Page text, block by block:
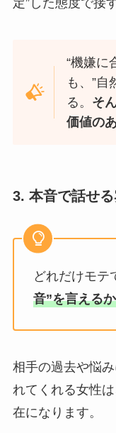
定”した態度で接
“機嫌に
も、”自
る。 そ
価値の
3. 本音で話せ
どれだけモテ
音”を言える
相手の過去や悩
れてくれる女性
在になります。